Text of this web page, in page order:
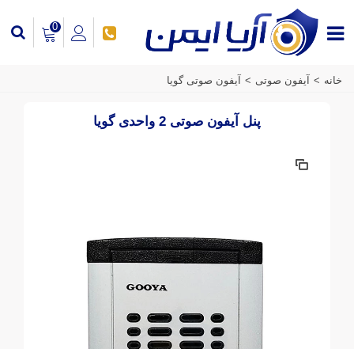
0
خانه > آیفون صوتی > آیفون صوتی گویا
پنل آیفون صوتی 2 واحدی گویا